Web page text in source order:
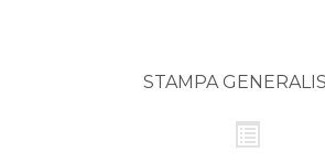
STAMPA